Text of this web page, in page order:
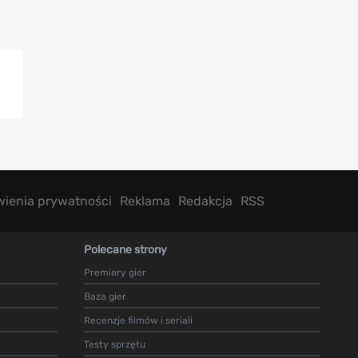
prywatności Reklama Redakcja RSS
Polecane strony
Premiery gier
Baza gier
Recenzje filmów i seriali
Testy sprzętu